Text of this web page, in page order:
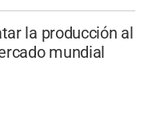
la producción al
mundial